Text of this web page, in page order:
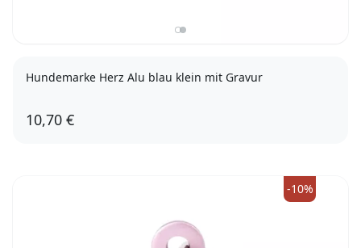
Hundemarke Herz Alu blau klein mit Gravur
10,70 €
-10%